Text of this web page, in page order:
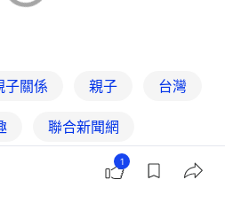
子關係 親子 台灣
聯合新聞網
1